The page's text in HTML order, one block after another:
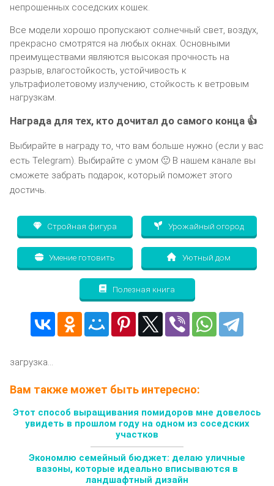
непрошенных соседских кошек.
Все модели хорошо пропускают солнечный свет, воздух,
прекрасно смотрятся на любых окнах. Основными
преимуществами являются высокая прочность на
разрыв, влагостойкость, устойчивость к
ультрафиолетовому излучению, стойкость к ветровым
нагрузкам.
Награда для тех, кто дочитал до самого конца 👍
Выбирайте в награду то, что вам больше нужно (если у вас
есть Telegram). Выбирайте с умом 🙂 В нашем канале вы
сможете забрать подарок, который поможет этого
достичь.
Стройная фигура Урожайный огород
Умение готовить Уютный дом
Полезная книга
загрузка...
Вам также может быть интересно:
Этот способ выращивания помидоров мне довелось
увидеть в прошлом году на одном из соседских
участков
Экономлю семейный бюджет: делаю уличные
вазоны, которые идеально вписываются в
ландшафтный дизайн